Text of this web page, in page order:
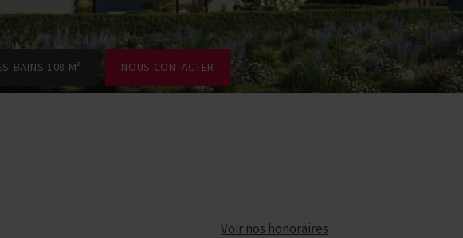
BAINS 108 M² NOUS CONTACTER
Voir nos honoraires